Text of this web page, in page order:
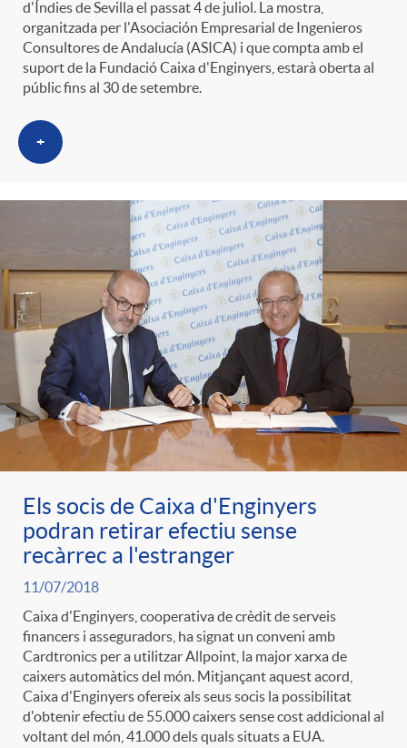
d'Índies de Sevilla el passat 4 de juliol. La mostra,
organitzada per l'Asociación Empresarial de Ingenieros
Consultores de Andalucía (ASICA) i que compta amb el
suport de la Fundació Caixa d'Enginyers, estarà oberta al
públic fins al 30 de setembre.
+
Els socis de Caixa d'Enginyers
podran retirar efectiu sense
recàrrec a l'estranger
11/07/2018
Caixa d'Enginyers, cooperativa de crèdit de serveis
financers i asseguradors, ha signat un conveni amb
Cardtronics per a utilitzar Allpoint, la major xarxa de
caixers automàtics del món. Mitjançant aquest acord,
Caixa d'Enginyers ofereix als seus socis la possibilitat
d'obtenir efectiu de 55.000 caixers sense cost addicional al
voltant del món, 41.000 dels quals situats a EUA.